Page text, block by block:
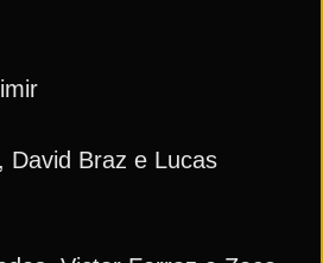
David Braz e Lucas